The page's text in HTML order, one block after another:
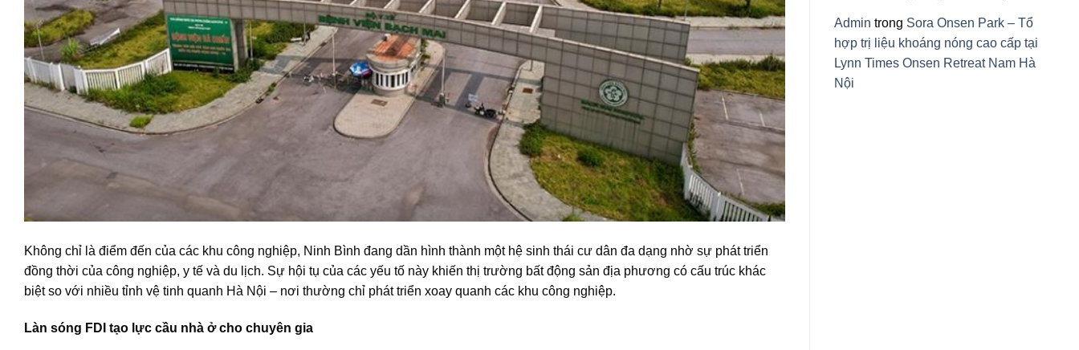
Không chỉ là điểm đến của các khu công nghiệp, Ninh Bình đang dần hình thành một hệ sinh thái cư dân đa dạng nhờ sự phát triển
đồng thời của công nghiệp, y tế và du lịch. Sự hội tụ của các yếu tố này khiến thị trường bất động sản địa phương có cấu trúc khác
biệt so với nhiều tỉnh vệ tinh quanh Hà Nội – nơi thường chỉ phát triển xoay quanh các khu công nghiệp.
Làn sóng FDI tạo lực cầu nhà ở cho chuyên gia
Admin trong Sora Onsen Park – Tổ
hợp trị liệu khoáng nóng cao cấp tại
Lynn Times Onsen Retreat Nam Hà
Nội